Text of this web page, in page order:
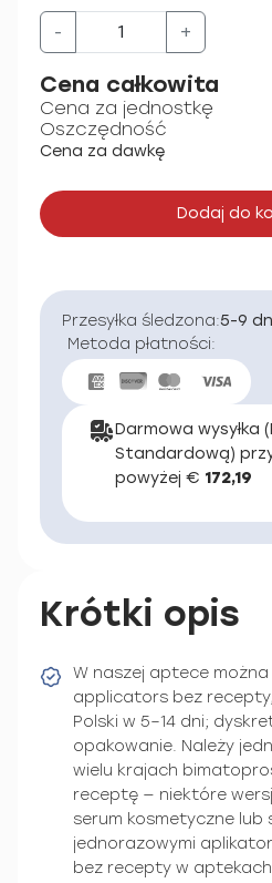
- +
Cena całkowita
Cena za jednostkę
Oszczędność
Cena za dawkę
Dodaj do
Przesyłka śledzona:5-9
Metoda płatności:
Darmowa wysyłka
Standardową)
powyżej € 172,19
Krótki opis
W naszej aptece
applicators bez
Polski w 5–14 dni;
opakowanie. Należy
wielu krajach
receptę — niektóre
serum kosmetyczne lub
jednorazowymi
bez recepty w